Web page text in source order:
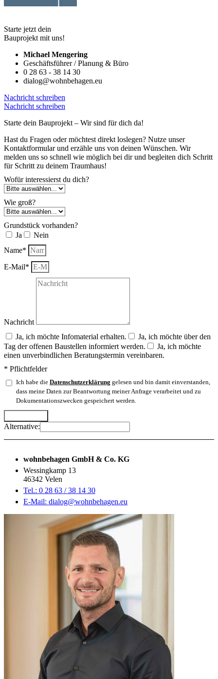
Starte jetzt dein
Bauprojekt mit uns!
Michael Mengering
Geschäftsführer / Planung & Büro
0 28 63 - 38 14 30
dialog@wohnbehagen.eu
Nachricht schreiben
Nachricht schreiben
Starte dein Bauprojekt – Wir sind für dich da!
Hast du Fragen oder möchtest direkt loslegen? Nutze unser
Kontaktformular und erzähle uns von deinen Wünschen. Wir
melden uns so schnell wie möglich bei dir und begleiten dich Schritt
für Schritt zu deinem Traumhaus!
Wofür interessierst du dich?
Wie groß?
Grundstück vorhanden?
Ja
Nein
Name*
E-Mail*
Nachricht
Ja, ich möchte Infomaterial erhalten.
Ja, ich möchte über den
Tag der offenen Baustellen informiert werden.
Ja, ich möchte
einen unverbindlichen Beratungstermin vereinbaren.
* Pflichtfelder
Ich habe die Datenschutzerklärung gelesen und bin damit einverstanden,
dass meine Daten zur Beantwortung meiner Anfrage verarbeitet und zu
Dokumentationszwecken gespeichert werden.
Alternative:
wohnbehagen GmbH & Co. KG
Wessingkamp 13
46342 Velen
Tel.: 0 28 63 / 38 14 30
E-Mail: dialog@wohnbehagen.eu